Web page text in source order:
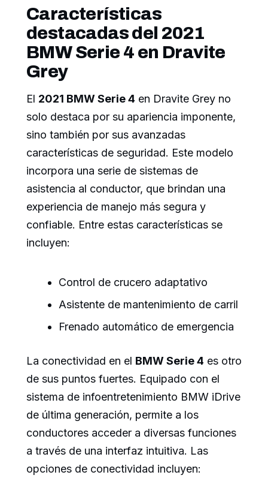
Características
destacadas del 2021
BMW Serie 4 en Dravite
Grey
El 2021 BMW Serie 4 en Dravite Grey no
solo destaca por su apariencia imponente,
sino también por sus avanzadas
características de seguridad. Este modelo
incorpora una serie de sistemas de
asistencia al conductor, que brindan una
experiencia de manejo más segura y
confiable. Entre estas características se
incluyen:
Control de crucero adaptativo
Asistente de mantenimiento de carril
Frenado automático de emergencia
La conectividad en el BMW Serie 4 es otro
de sus puntos fuertes. Equipado con el
sistema de infoentretenimiento BMW iDrive
de última generación, permite a los
conductores acceder a diversas funciones
a través de una interfaz intuitiva. Las
opciones de conectividad incluyen: